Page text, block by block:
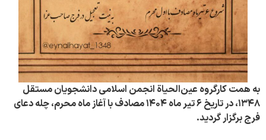
به همت کارگروه عین‌الحیاة انجمن اسلامی دانشجویان مستقل
۱۳۴۸، در تاریخ ۶ تیر ماه ۱۴۰۴ مصادف با آغاز ماه محرم، چله دعای
فرج برگزار گردید.